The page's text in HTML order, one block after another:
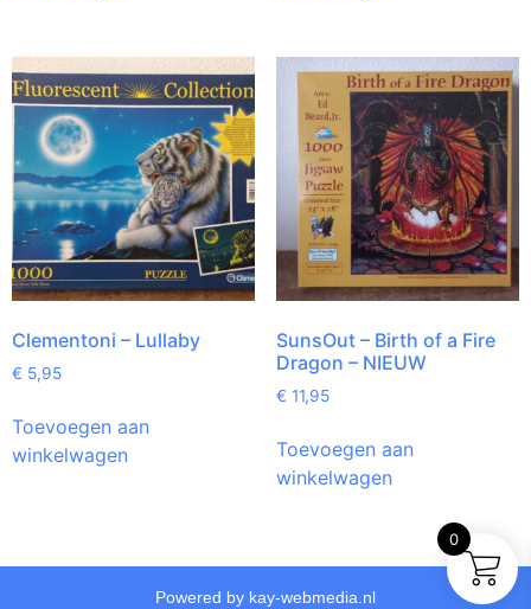
Clementoni – Lullaby
€ 5,95
Toevoegen aan
winkelwagen
SunsOut – Birth of a Fire
Dragon – NIEUW
€ 11,95
Toevoegen aan
winkelwagen
Powered by kay-webmedia.nl
0